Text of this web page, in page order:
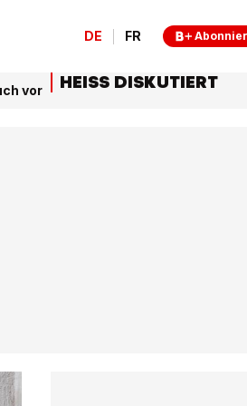
DE FR
vor HEISS DISKUTIERT